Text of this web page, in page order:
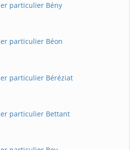
particulier Bény
particulier Béon
particulier Béréziat
particulier Bettant